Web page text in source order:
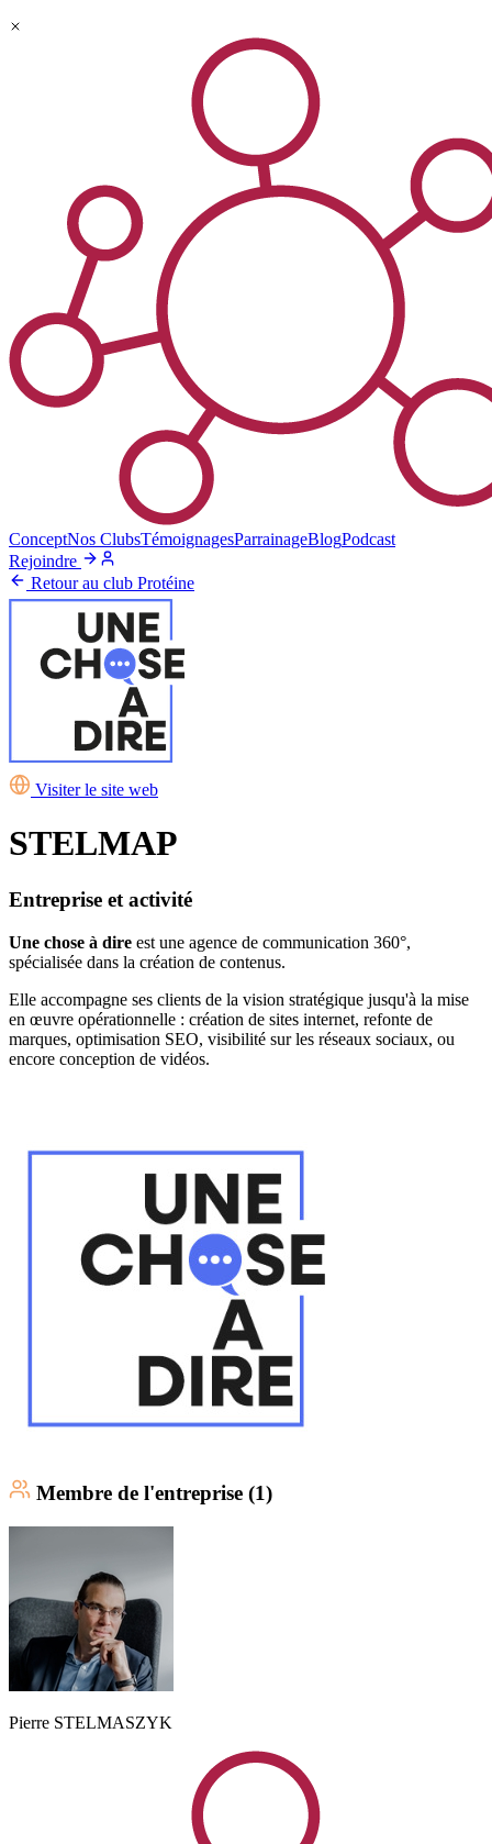
ConceptNos ClubsTémoignagesParrainageBlogPodcast
Rejoindre
Retour au club Protéine
Visiter le site web
STELMAP
Entreprise et activité
Une chose à dire est une agence de communication 360°,
spécialisée dans la création de contenus.
Elle accompagne ses clients de la vision stratégique jusqu'à la mise
en œuvre opérationnelle : création de sites internet, refonte de
marques, optimisation SEO, visibilité sur les réseaux sociaux, ou
encore conception de vidéos.
Membre de l'entreprise (1)
Pierre STELMASZYK